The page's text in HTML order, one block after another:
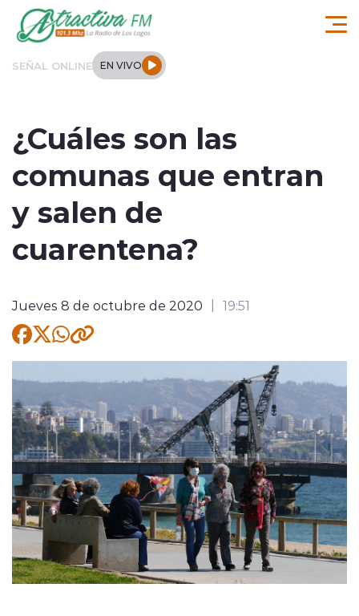
Click acá para ir directamente al contenido
SEÑAL ONLINE EN VIVO
Deportes
Entrevistas
Quienes Somos
modo claro
¿Cuáles son las
comunas que entran
y salen de
cuarentena?
Jueves 8 de octubre de 2020 19:51